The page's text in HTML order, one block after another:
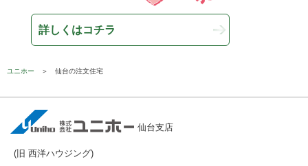
詳しくはコチラ
ユニホー 仙台の注文住宅
仙台支店
(旧 西洋ハウジング)